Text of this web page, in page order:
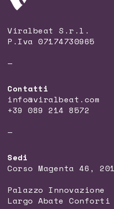
Viralbeat S.r.l.
P.Iva 07174730965
—
Contatti
info@viralbeat.com
+39 089 214 8572
—
Sedi
Corso Magenta 46,
Palazzo Innovazione
Largo Abate Conforti